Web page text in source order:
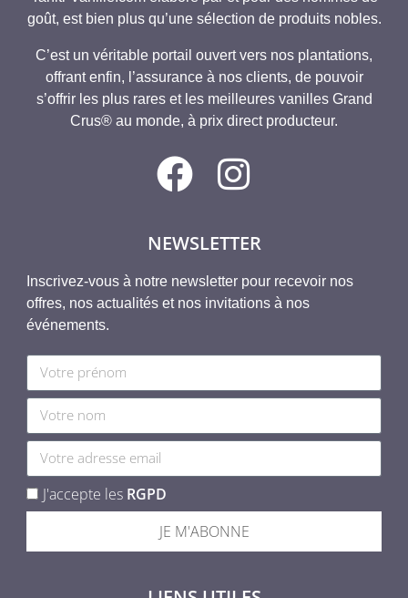
goût, est bien plus qu’une sélection de produits nobles.
C’est un véritable portail ouvert vers nos plantations,
offrant enfin, l’assurance à nos clients, de pouvoir
s’offrir les plus rares et les meilleures vanilles Grand
Crus® au monde, à prix direct producteur.
NEWSLETTER
Inscrivez-vous à notre newsletter pour recevoir nos
offres, nos actualités et nos invitations à nos
événements.
J'accepte les RGPD
JE M'ABONNE